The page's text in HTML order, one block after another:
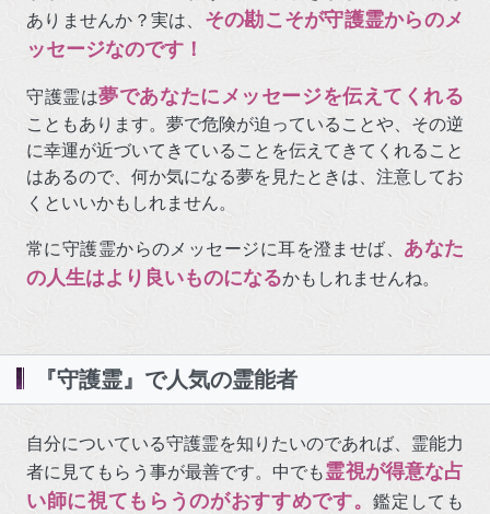
ありませんか？実は、 その勘こそが守護霊からのメ
ッセージなのです！
守護霊は夢であなたにメッセージを伝えてくれる
こともあります。夢で危険が迫っていることや、その逆
に幸運が近づいてきていることを伝えてきてくれること
はあるので、何か気になる夢を見たときは、注意してお
くといいかもしれません。
常に守護霊からのメッセージに耳を澄ませば、 あなた
の人生はより良いものになるかもしれませんね。
『守護霊』で人気の霊能者
自分についている守護霊を知りたいのであれば、霊能力
者に見てもらう事が最善です。中でも霊視が得意な占
い師に視てもらうのがおすすめです。鑑定しても